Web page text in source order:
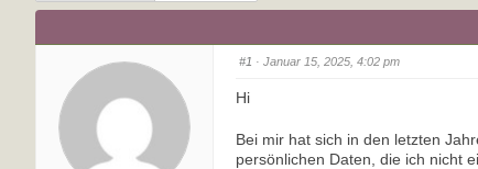
#1 · Januar 15, 2025, 4:02 pm
Hi
Bei mir hat sich in den letzten
persönlichen Daten, die ich nicht